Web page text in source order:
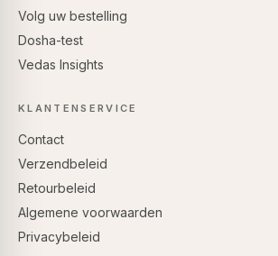
Volg uw bestelling
Dosha-test
Vedas Insights
KLANTENSERVICE
Contact
Verzendbeleid
Retourbeleid
Algemene voorwaarden
Privacybeleid